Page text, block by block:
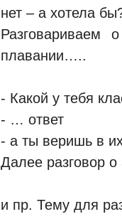
нет – а хотела
Разговариваем
плавании…..
- Какой у тебя
- … ответ
- а ты веришь в
Далее разговор
и пр. Тему для